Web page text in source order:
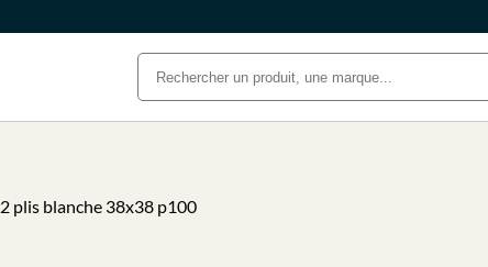
plis blanche 38x38 p100